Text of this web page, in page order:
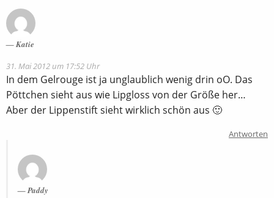
Katie
31. Mai 2012 um 17:52 Uhr
In dem Gelrouge ist ja unglaublich wenig drin oO. Das
Pöttchen sieht aus wie Lipgloss von der Größe her…
Aber der Lippenstift sieht wirklich schön aus 🙂
Antworten
Paddy